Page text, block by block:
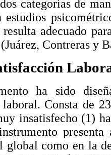
categorías de
estudios
adecuado
Contreras y
ha sido
Consta de
insatisfecho (1)
global como en la